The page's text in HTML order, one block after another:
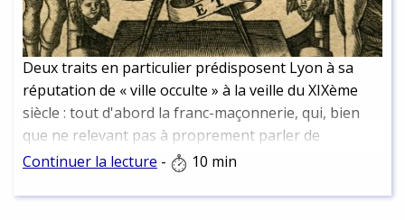
Deux traits en particulier prédisposent Lyon à sa
réputation de « ville occulte » à la veille du XIXème
siècle : tout d'abord la franc-maçonnerie, qui, bien
que ne relevant pas à proprement parler de
l’occultisme, a constitué à Lyon un creuset où les
d'autre part l'un de ses riches négociants en soie,
Continuer la lecture - 10 min